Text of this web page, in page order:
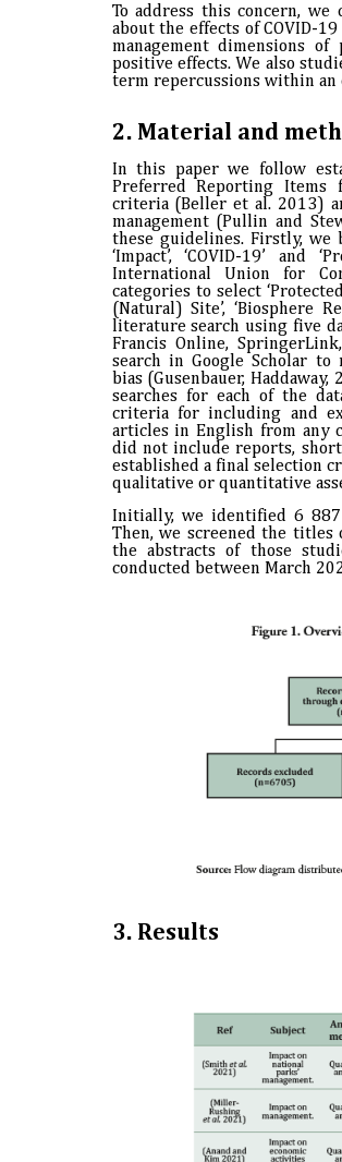
To address this concern,
about the effects of COVID-
management dimensions
positive effects. We also
term repercussions within
2. Material and
In this paper we follow
Preferred Reporting Items
criteria (Beller et al. 2013)
management (Pullin and
these guidelines. Firstly, we
‘Impact’, ‘COVID-19’
International Union for
categories to select ‘Protected
(Natural) Site’, ‘Biosphere
literature search using five
Francis Online,
search in Google Scholar to
bias (Gusenbauer,
searches for each of the
criteria for including and
articles in English from any
did not include reports,
established a final selection
qualitative or quantitative
Initially, we identified 6 887
Then, we screened the titles
the abstracts of those
conducted between March
3. Results